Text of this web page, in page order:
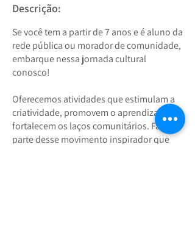
Descrição:
Se você tem a partir de 7 anos e é aluno da
rede pública ou morador de comunidade,
embarque nessa jornada cultural
conosco!
Oferecemos atividades que estimulam a
criatividade, promovem o aprendizado e
fortalecem os laços comunitários. Faça
parte desse movimento inspirador que